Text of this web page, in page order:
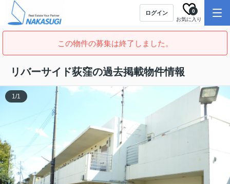
ログイン
お気に入り
0
この物件の募集は終了しました。
リバーサイド荻窪の過去掲載物件情報
1/1